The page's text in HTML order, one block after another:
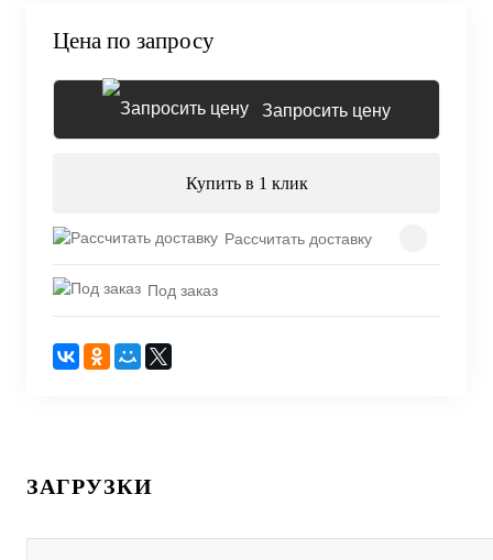
Цена по запросу
Запросить цену
Купить в 1 клик
Рассчитать доставку
Под заказ
ЗАГРУЗКИ